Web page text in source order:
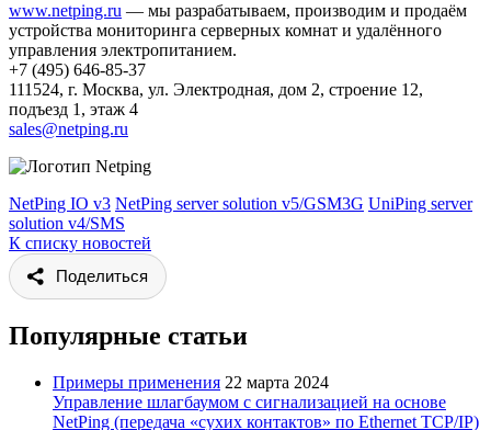
www.netping.ru — мы разрабатываем, производим и продаём
устройства мониторинга серверных комнат и удалённого
управления электропитанием.
+7 (495) 646-85-37
111524, г. Москва, ул. Электродная, дом 2, строение 12,
подъезд 1, этаж 4
sales@netping.ru
NetPing IO v3 NetPing server solution v5/GSM3G UniPing server
solution v4/SMS
К списку новостей
Поделиться
Популярные статьи
Примеры применения 22 марта 2024
Управление шлагбаумом с сигнализацией на основе
NetPing (передача «сухих контактов» по Ethernet TCP/IP)